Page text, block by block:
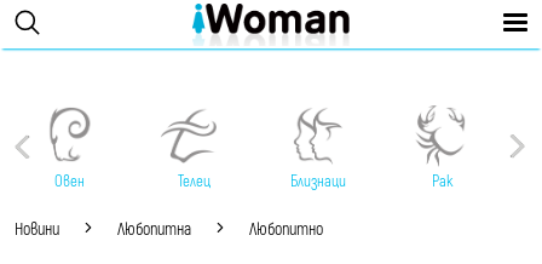
Овен Телец Близнаци Рак
Новини Любопитна Любопитно